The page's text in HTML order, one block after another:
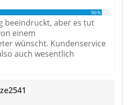
96%
beeindruckt, aber es tut
einem
wünscht. Kundenservice
auch wesentlich